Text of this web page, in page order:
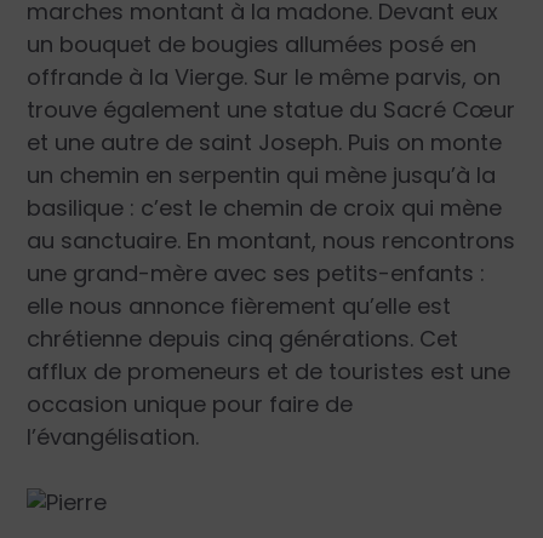
marches montant à la madone. Devant eux
un bouquet de bougies allumées posé en
offrande à la Vierge. Sur le même parvis, on
trouve également une statue du Sacré Cœur
et une autre de saint Joseph. Puis on monte
un chemin en serpentin qui mène jusqu’à la
basilique : c’est le chemin de croix qui mène
au sanctuaire. En montant, nous rencontrons
une grand-mère avec ses petits-enfants :
elle nous annonce fièrement qu’elle est
chrétienne depuis cinq générations. Cet
afflux de promeneurs et de touristes est une
occasion unique pour faire de
l’évangélisation.